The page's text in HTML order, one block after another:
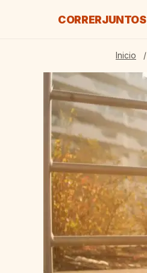
CORRERJUNTOS
Inicio /